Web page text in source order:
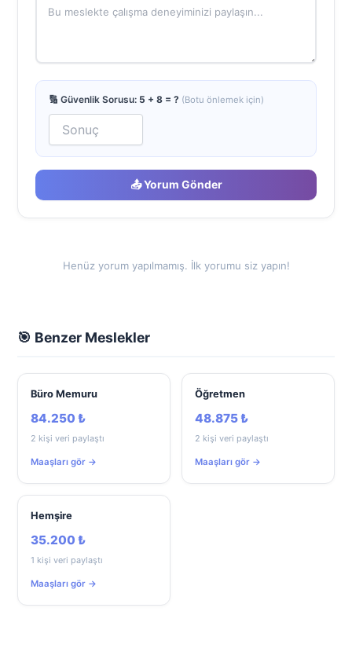
🔢 Güvenlik Sorusu: 5 + 8 = ? (Botu önlemek için)
📤 Yorum Gönder
Henüz yorum yapılmamış. İlk yorumu siz yapın!
🎯 Benzer Meslekler
Büro Memuru
84.250 ₺
2 kişi veri paylaştı
Maaşları gör →
Öğretmen
48.875 ₺
2 kişi veri paylaştı
Maaşları gör →
Hemşire
35.200 ₺
1 kişi veri paylaştı
Maaşları gör →